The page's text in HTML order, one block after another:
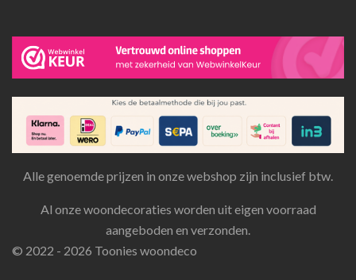
Alle genoemde prijzen in onze webshop zijn inclusief btw.
Al onze woondecoraties worden uit eigen voorraad
aangeboden en verzonden.
© 2022 - 2026 Toonies woondeco